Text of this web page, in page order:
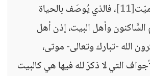
[11]
، فالذي يُوصَف بالحياة
وأهل البيت، إذن أهل
الله -تبارك وتعالى- موتى،
التي لا ذكرَ لله فيها هي كالبيت